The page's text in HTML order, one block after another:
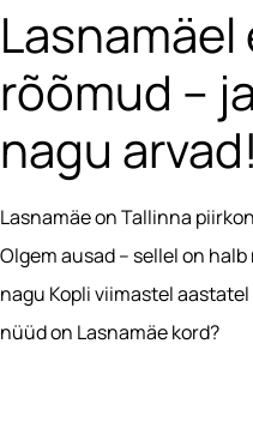
Lasnamäel
rõõmud –
nagu arvad!
Lasnamäe on Tallinna
Olgem ausad – sellel on
nagu Kopli viimastel
nüüd on Lasnamäe kord?